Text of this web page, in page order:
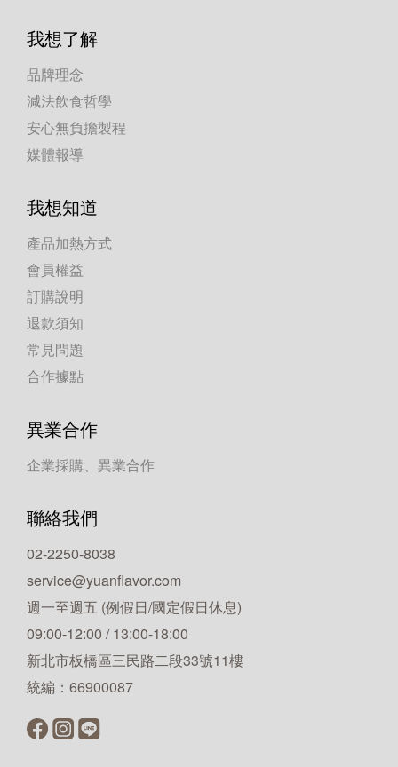
我想了解
品牌理念
減法飲食哲學
安心無負擔製程
媒體報導
我想知道
產品加熱方式
會員權益
訂購說明
退款須知
常見問題
合作據點
異業合作
企業採購、異業合作
聯絡我們
02-2250-8038
service@yuanflavor.com
週一至週五 (例假日/國定假日休息)
09:00-12:00 / 13:00-18:00
新北市板橋區三民路二段33號11樓
統編：66900087